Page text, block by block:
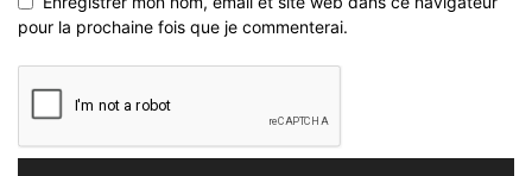
pour la prochaine fois que je commenterai.